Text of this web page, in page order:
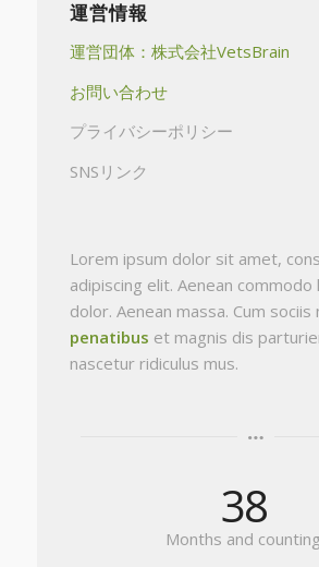
運営情報
運営団体：株式会社VetsBrain
お問い合わせ
プライバシーポリシー
SNSリンク
Lorem ipsum dolor sit amet,
adipiscing elit. Aenean commodo
dolor. Aenean massa. Cum sociis
penatibus et magnis dis
nascetur ridiculus mus.
38
Months and counting